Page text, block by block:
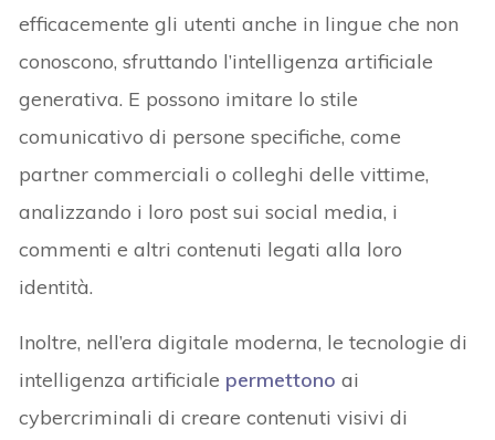
efficacemente gli utenti anche in lingue che non
conoscono, sfruttando l’intelligenza artificiale
generativa. E possono imitare lo stile
comunicativo di persone specifiche, come
partner commerciali o colleghi delle vittime,
analizzando i loro post sui social media, i
commenti e altri contenuti legati alla loro
identità.
Inoltre, nell’era digitale moderna, le tecnologie di
intelligenza artificiale permettono ai
cybercriminali di creare contenuti visivi di